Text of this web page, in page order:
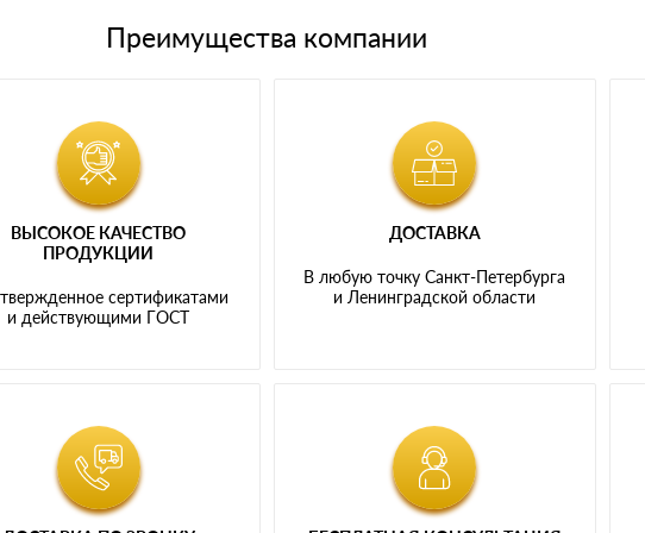
Преимущества компании
ВЫСОКОЕ КАЧЕСТВО
ПРОДУКЦИИ
сертификатами
и действующими ГОСТ
ДОСТАВКА
В любую точку Санкт-Петербурга
и Ленинградской области